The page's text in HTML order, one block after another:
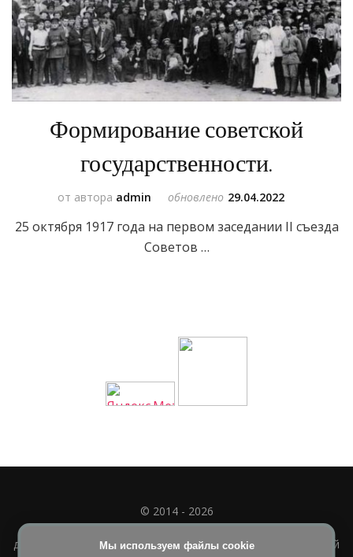
Формирование советской
государственности.
от автора admin обновлено 29.04.2022
25 октября 1917 года на первом заседании II съезда
Советов …
Мы используем файлы cookie
© 2014 - 2026
Полное или частичное использование материала
допускается только при наличии активной и индексируемой